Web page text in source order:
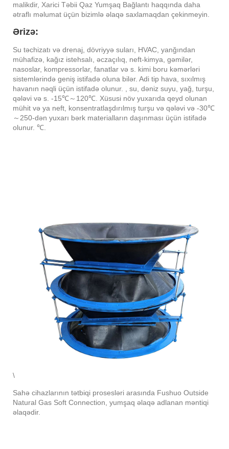
malikdir, Xarici Təbii Qaz Yumşaq Bağlantı haqqında daha
ətraflı məlumat üçün bizimlə əlaqə saxlamaqdan çekinmeyin.
Ərizə:
Su təchizatı və drenaj, dövriyyə suları, HVAC, yanğından
mühafizə, kağız istehsalı, əczaçılıq, neft-kimya, gəmilər,
nasoslar, kompressorlar, fanatlar və s. kimi boru kəmərləri
sistemlərində geniş istifadə oluna bilər. Adi tip hava, sıxılmış
havanın nəqli üçün istifadə olunur. , su, dəniz suyu, yağ, turşu,
qələvi və s. -15℃～120℃. Xüsusi növ yuxarıda qeyd olunan
mühit və ya neft, konsentratlaşdırılmış turşu və qələvi və -30℃
～250-dən yuxarı bərk materialların daşınması üçün istifadə
olunur. ℃.
\
Sahə cihazlarının tətbiqi prosesləri arasında Fushuo Outside
Natural Gas Soft Connection, yumşaq əlaqə adlanan məntiqi
əlaqədir.